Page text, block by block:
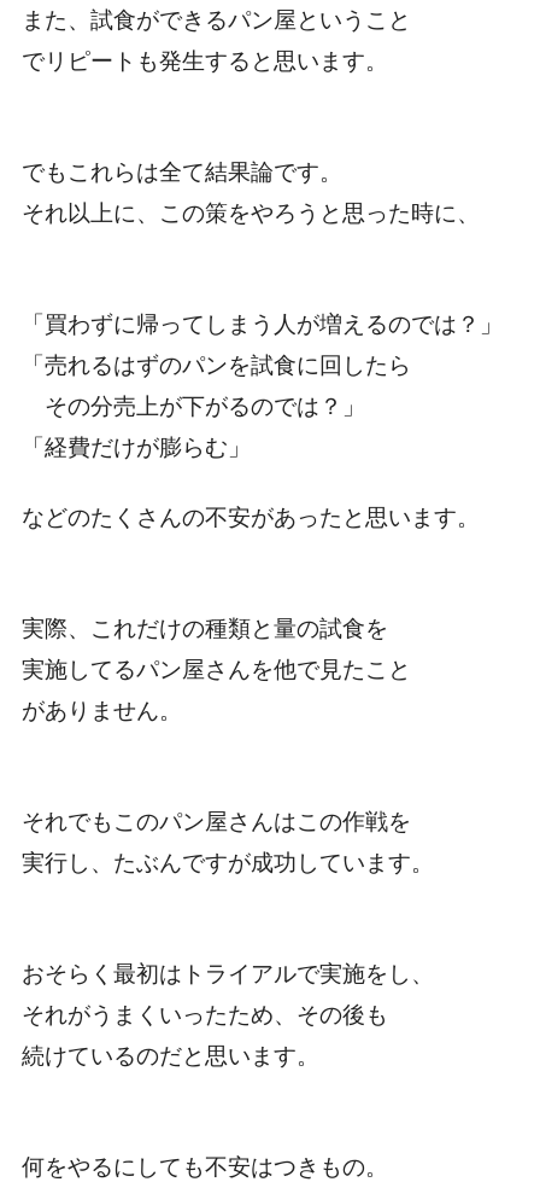
また、試食ができるパン屋ということ
でリピートも発生すると思います。
でもこれらは全て結果論です。
それ以上に、この策をやろうと思った時に、
「買わずに帰ってしまう人が増えるのでは？」
「売れるはずのパンを試食に回したら
その分売上が下がるのでは？」
「経費だけが膨らむ」
などのたくさんの不安があったと思います。
実際、これだけの種類と量の試食を
実施してるパン屋さんを他で見たこと
がありません。
それでもこのパン屋さんはこの作戦を
実行し、たぶんですが成功しています。
おそらく最初はトライアルで実施をし、
それがうまくいったため、その後も
続けているのだと思います。
何をやるにしても不安はつきもの。